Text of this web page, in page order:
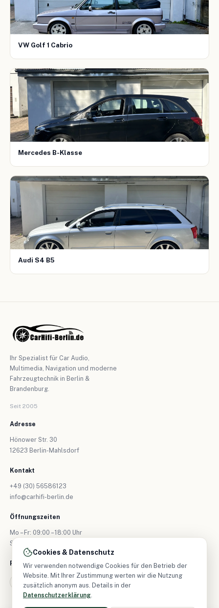
VW Golf 1 Cabrio
Mercedes B-Klasse
Audi S4 B5
Ihr Spezialist für Car Audio,
Multimedia, Navigation und moderne
Fahrzeugtechnik in Berlin &
Brandenburg.
Seit 2005
Adresse
Hönower Str. 30
12623 Berlin-Mahlsdorf
Kontakt
+49 (30) 56586123
info@carhifi-berlin.de
Öffnungszeiten
Mo – Fr: 09:00 – 18:00 Uhr
Sa: nur nach Vereinbarung
Folgen Sie uns
Cookies & Datenschutz
Wir verwenden notwendige Cookies für den Betrieb der
Website. Mit Ihrer Zustimmung werten wir die Nutzung
zusätzlich anonym aus. Details in der
Datenschutzerklärung.